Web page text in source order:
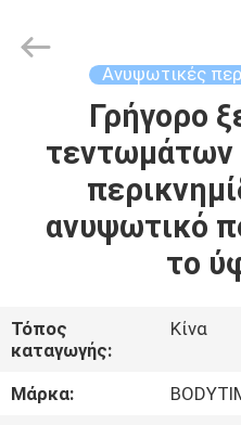
ΠΡΟΪΌΝΤΑ
ΠΕΡΊΠΟΥ
ΓΎΡΟΣ
ΕΡΓΟΣΤΑΣΊΩΝ
Technology
Ανυψωτικές
Γρήγορο
τεντωμάτων
ανυψωτικό
το
Τόπος
καταγωγής:
Κίνα
Μάρκα: